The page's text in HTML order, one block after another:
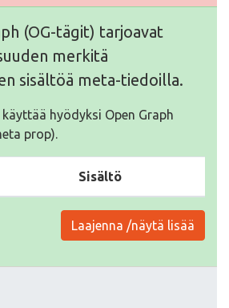
(OG-tägit) tarjoavat
merkitä
sisältöä meta-tiedoilla.
hyödyksi Open Graph
prop).
Sisältö
Laajenna /näytä lisää